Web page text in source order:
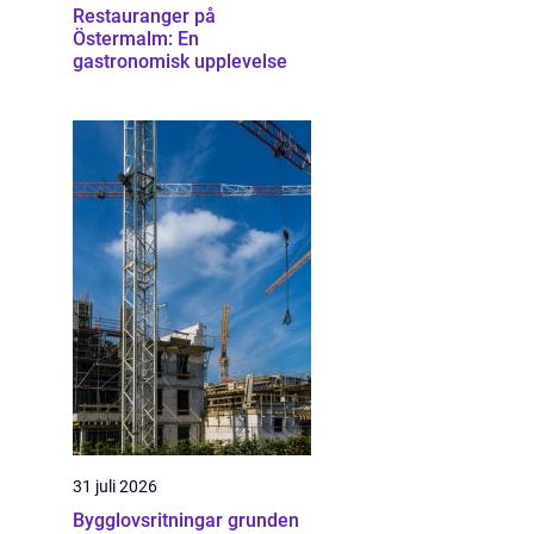
Restauranger på
Östermalm: En
gastronomisk upplevelse
31 juli 2026
Bygglovsritningar grunden